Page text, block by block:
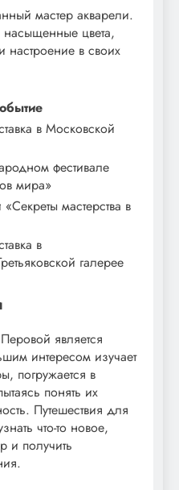
мастер акварели.
цвета,
настроение в своих
в Московской
фестивале
мира»
мастерства в
в
галерее
является
интересом изучает
погружается в
понять их
Путешествия для
что-то новое,
и получить